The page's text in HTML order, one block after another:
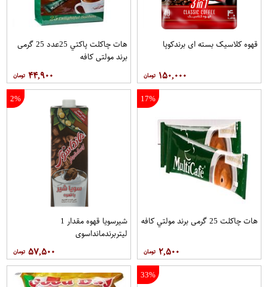
قهوه کلاسيک بسته ای برندکوپا
۱۵۰,۰۰۰
هات چاکلت پاکتي 25عدد 25 گرمی
برند مولتي کافه
۴۴,۹۰۰
17%
هات چاکلت 25 گرمی برند مولتي کافه
۲,۵۰۰
2%
شیرسویا قهوه مقدار 1
لیتربرندمانداسوی
۵۷,۵۰۰
33%